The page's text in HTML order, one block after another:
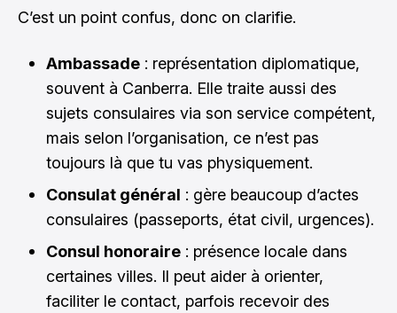
C’est un point confus, donc on clarifie.
Ambassade : représentation diplomatique,
souvent à Canberra. Elle traite aussi des
sujets consulaires via son service compétent,
mais selon l’organisation, ce n’est pas
toujours là que tu vas physiquement.
Consulat général : gère beaucoup d’actes
consulaires (passeports, état civil, urgences).
Consul honoraire : présence locale dans
certaines villes. Il peut aider à orienter,
faciliter le contact, parfois recevoir des